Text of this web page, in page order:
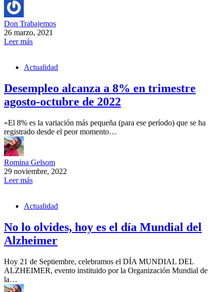
Don Trabajemos
26 marzo, 2021
Leer más
Actualidad
Desempleo alcanza a 8% en trimestre
agosto-octubre de 2022
«El 8% es la variación más pequeña (para ese período) que se ha
registrado desde el peor momento…
Romina Gelsom
29 noviembre, 2022
Leer más
Actualidad
No lo olvides, hoy es el día Mundial del
Alzheimer
Hoy 21 de Septiembre, celebramos el DÍA MUNDIAL DEL
ALZHEIMER, evento instituido por la Organización Mundial de
la…